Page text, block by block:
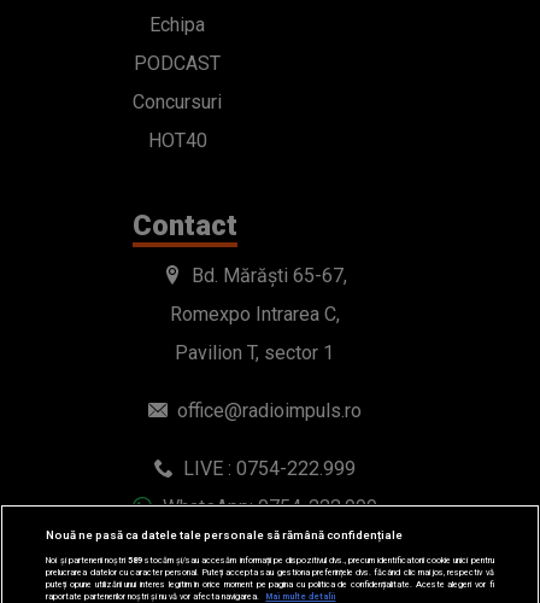
Echipa
PODCAST
Concursuri
HOT40
Contact
Bd. Mărăști 65-67,
Romexpo Intrarea C,
Pavilion T, sector 1
office@radioimpuls.ro
LIVE : 0754-222.999
WhatsApp: 0754-222.999
Nouă ne pasă ca datele tale personale să rămână confidențiale
Noi și partenerii noștri589stocăm și/sau accesăm informații pe dispozitivul dvs., precum identificatorii cookie unici pentru
prelucrarea datelor cu caracter personal. Puteți accepta sau gestiona preferințele dvs. făcând clic mai jos, respectiv vă
puteți opune utilizării unui interes legitim în orice moment pe pagina cu politica de confidențialitate. Aceste alegeri vor fi
raportate partenerilor noștri și nu vă vor afecta navigarea.
Mai multe detalii